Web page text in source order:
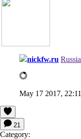
nickfw.ru
May 17 2017, 22:11
21
Category: